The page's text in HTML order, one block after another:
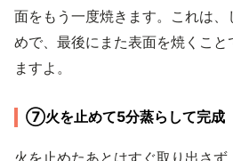
面をもう一度焼きます。これは
めで、最後にまた表面を焼くこと
ますよ。
⑦火を止めて5分蒸らして完成
火を止めたあとはすぐ取り出さ